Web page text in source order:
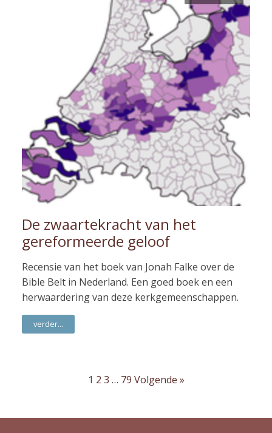
De zwaartekracht van het
gereformeerde geloof
Recensie van het boek van Jonah Falke over de
Bible Belt in Nederland. Een goed boek en een
herwaardering van deze kerkgemeenschappen.
verder...
1 2 3 … 79 Volgende »